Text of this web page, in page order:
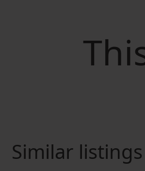
Similar listings